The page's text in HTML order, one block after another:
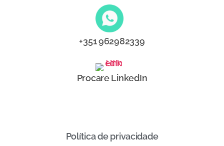
+351 962982339
Procare LinkedIn
Política de privacidade